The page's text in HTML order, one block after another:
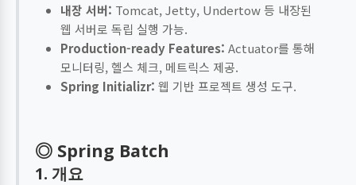
내장 서버: Tomcat, Jetty, Undertow 등 내장된
웹 서버로 독립 실행 가능.
Production-ready Features: Actuator를 통해
모니터링, 헬스 체크, 메트릭스 제공.
Spring Initializr: 웹 기반 프로젝트 생성 도구.
◎ Spring Batch
1. 개요